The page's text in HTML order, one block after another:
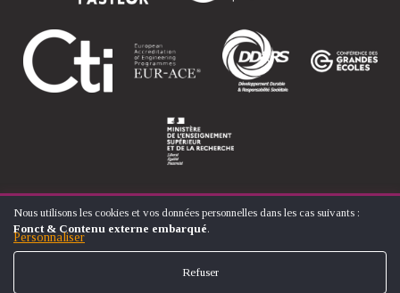
© ÉCOLE NATIONALE SUPÉRIEURE D'ARTS ET MÉTIERS
MENTIONS LÉGALES
UTILISATION
DES
DONNÉES
Nous utilisons les cookies et vos données personnelles dans les cas suivants :
Fonct & Contenu externe embarqué.
Personnaliser
Refuser